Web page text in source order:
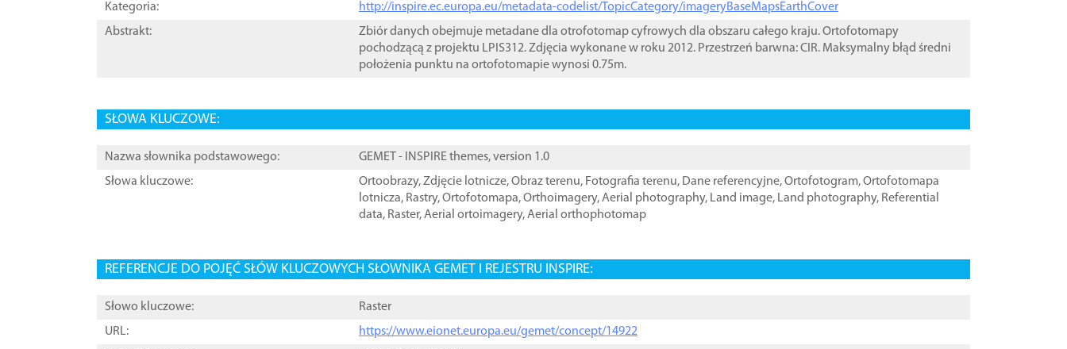
Kategoria:
http://inspire.ec.europa.eu/metadata-codelist/TopicCategory/imageryBaseMapsEarthCover
Abstrakt:
Zbiór danych obejmuje metadane dla otrofotomap cyfrowych dla obszaru całego kraju. Ortofotomapy
pochodzącą z projektu LPIS312. Zdjęcia wykonane w roku 2012. Przestrzeń barwna: CIR. Maksymalny błąd średni
położenia punktu na ortofotomapie wynosi 0.75m.
SŁOWA KLUCZOWE:
Nazwa słownika podstawowego:
GEMET - INSPIRE themes, version 1.0
Słowa kluczowe:
Ortoobrazy,Zdjęcie lotnicze,Obraz terenu, Fotografia terenu, Dane referencyjne,Ortofotogram,Ortofotomapa
lotnicza, Rastry,Ortofotomapa,Orthoimagery,Aerial photography, Land image, Land photography, Referential
data, Raster,Aerial ortoimagery,Aerial orthophotomap
REFERENCJE DO POJĘĆ SŁÓW KLUCZOWYCH SŁOWNIKA GEMET I REJESTRU INSPIRE:
Słowo kluczowe:
Raster
URL:
https://www.eionet.europa.eu/gemet/concept/14922